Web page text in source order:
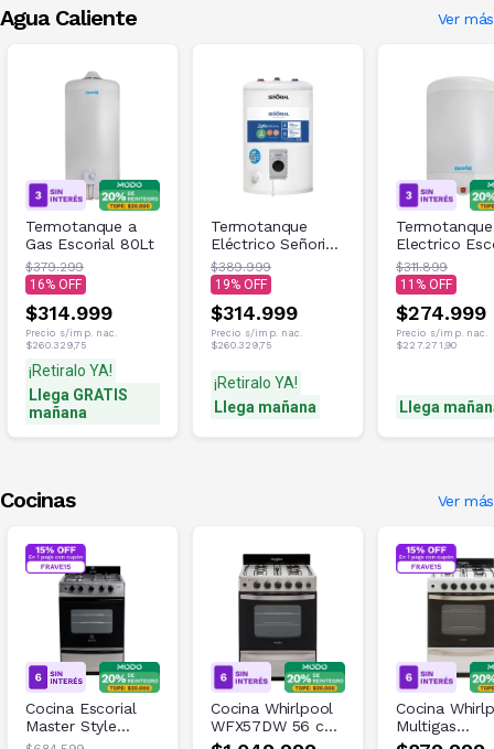
Agua Caliente Ver más
Termotanque a
Gas Escorial 80Lt
$379.299
16
$314.999
Precio s/imp. nac.
$260.329,75
¡Retiralo YA!
Llega GRATIS
mañana
Termotanque
Eléctrico Señorial
TESZ-65 50Lt
$389.999
19
$314.999
Precio s/imp. nac.
$260.329,75
¡Retiralo YA!
Llega mañana
Termotanque
Electrico
EL55L 55 LT
$311.899
11
$274.999
Precio s/imp. nac.
$227.271,90
Llega
Cocinas Ver más
Cocina Escorial
Master Style
MASST56I
Cocina Whirlpool
WFX57DW 56 cm
Inox
Cocina
Multigas
WFB57DW